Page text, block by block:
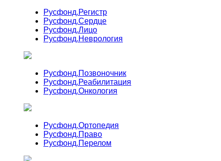
Русфонд.Регистр
Русфонд.Сердце
Русфонд.Лицо
Русфонд.Неврология
Русфонд.Позвоночник
Русфонд.Реабилитация
Русфонд.Онкология
Русфонд.Ортопедия
Русфонд.Право
Русфонд.Перелом